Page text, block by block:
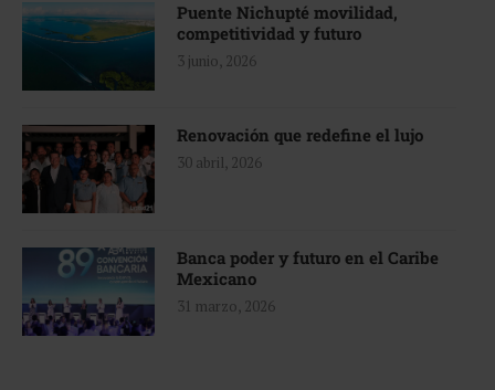
Puente Nichupté movilidad,
competitividad y futuro
3 junio, 2026
Renovación que redefine el lujo
30 abril, 2026
Banca poder y futuro en el Caribe
Mexicano
31 marzo, 2026